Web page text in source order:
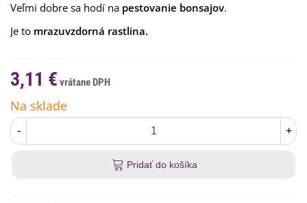
Veľmi dobre sa hodí na pestovanie bonsajov.
Je to mrazuvzdorná rastlina.
3,11 €
Na sklade
- +
Pridať do košíka